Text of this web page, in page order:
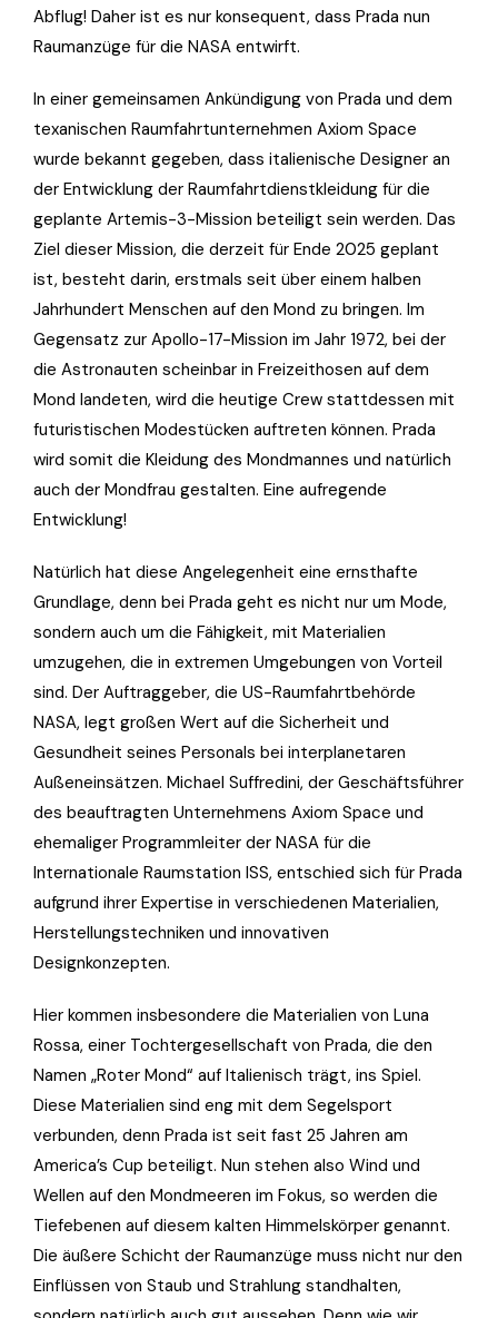
Abflug! Daher ist es nur konsequent, dass Prada nun
Raumanzüge für die NASA entwirft.
In einer gemeinsamen Ankündigung von Prada und dem
texanischen Raumfahrtunternehmen Axiom Space
wurde bekannt gegeben, dass italienische Designer an
der Entwicklung der Raumfahrtdienstkleidung für die
geplante Artemis-3-Mission beteiligt sein werden. Das
Ziel dieser Mission, die derzeit für Ende 2025 geplant
ist, besteht darin, erstmals seit über einem halben
Jahrhundert Menschen auf den Mond zu bringen. Im
Gegensatz zur Apollo-17-Mission im Jahr 1972, bei der
die Astronauten scheinbar in Freizeithosen auf dem
Mond landeten, wird die heutige Crew stattdessen mit
futuristischen Modestücken auftreten können. Prada
wird somit die Kleidung des Mondmannes und natürlich
auch der Mondfrau gestalten. Eine aufregende
Entwicklung!
Natürlich hat diese Angelegenheit eine ernsthafte
Grundlage, denn bei Prada geht es nicht nur um Mode,
sondern auch um die Fähigkeit, mit Materialien
umzugehen, die in extremen Umgebungen von Vorteil
sind. Der Auftraggeber, die US-Raumfahrtbehörde
NASA, legt großen Wert auf die Sicherheit und
Gesundheit seines Personals bei interplanetaren
Außeneinsätzen. Michael Suffredini, der Geschäftsführer
des beauftragten Unternehmens Axiom Space und
ehemaliger Programmleiter der NASA für die
Internationale Raumstation ISS, entschied sich für Prada
aufgrund ihrer Expertise in verschiedenen Materialien,
Herstellungstechniken und innovativen
Designkonzepten.
Hier kommen insbesondere die Materialien von Luna
Rossa, einer Tochtergesellschaft von Prada, die den
Namen „Roter Mond“ auf Italienisch trägt, ins Spiel.
Diese Materialien sind eng mit dem Segelsport
verbunden, denn Prada ist seit fast 25 Jahren am
America’s Cup beteiligt. Nun stehen also Wind und
Wellen auf den Mondmeeren im Fokus, so werden die
Tiefebenen auf diesem kalten Himmelskörper genannt.
Die äußere Schicht der Raumanzüge muss nicht nur den
Einflüssen von Staub und Strahlung standhalten,